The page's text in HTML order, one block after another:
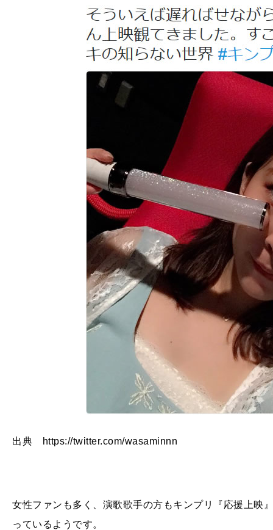
出典 https://twitter.com/wasaminnn
女性ファンも多く、演歌歌手の方もキンプリ『応援上映
っているようです。